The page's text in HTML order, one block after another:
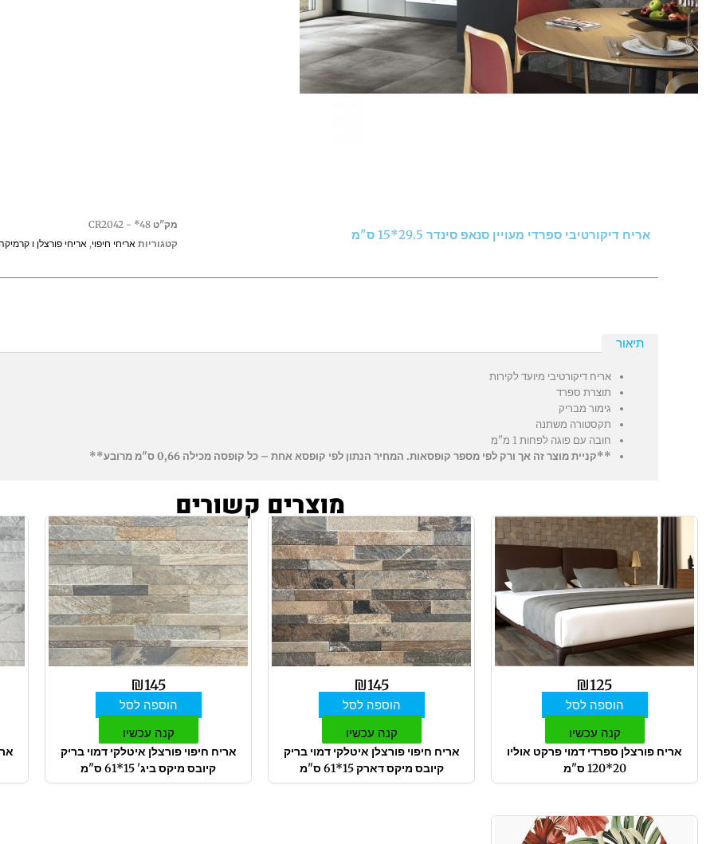
אריח דיקורטיבי ספרדי מעויין סנאפ סינדר 29.5*15 ס"מ
מק"טCR2042 - *48
קטגוריות אריחי חיפוי,אריחי פורצלן ו
תיאור
אריח דיקורטיבי מיועד לקירות
תוצרת ספרד
גימור מבריק
תקסטורה משתנה
חובה עם פוגה לפחות 1 מ"מ
**קניית מוצר זה אך ורק לפי מספר קופסאות. המחיר הנתון לפי קופסא אחת – כל קופסה מכילה 0,66 ס"מ מרובע**
מוצרים קשורים
₪125
הוספה לסל
קנה עכשיו
אריח פורצלן ספרדי דמוי פרקט אוליו
20*120 ס"מ
₪145
הוספה לסל
קנה עכשיו
אריח חיפוי פורצלן איטלקי דמוי בריק
קיובס מיקס דארק 15*61 ס"מ
₪145
הוספה לסל
קנה עכשיו
אריח חיפוי פורצלן איטלקי דמוי בריק
קיובס מיקס ביג' 15*61 ס"מ